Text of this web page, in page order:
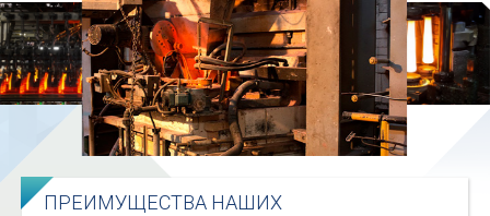
ПРЕИМУЩЕСТВА НАШИХ